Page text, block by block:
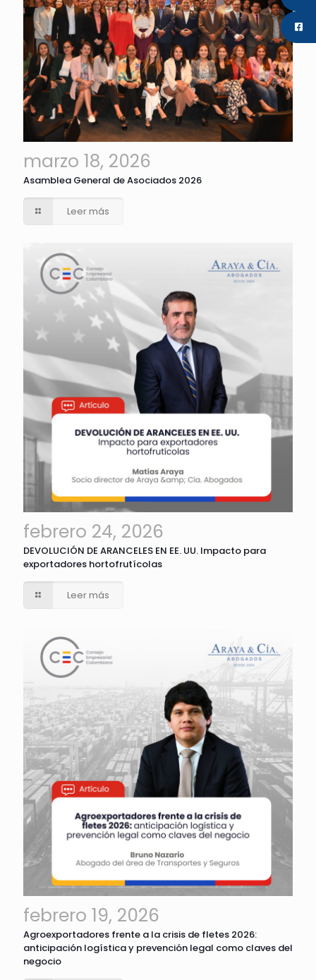
marzo 18, 2026
Asamblea General de Asociados 2026
Leer más
febrero 24, 2026
DEVOLUCIÓN DE ARANCELES EN EE. UU. Impacto para
exportadores hortofrutícolas
Leer más
febrero 19, 2026
Agroexportadores frente a la crisis de fletes 2026:
anticipación logística y prevención legal como claves del
negocio